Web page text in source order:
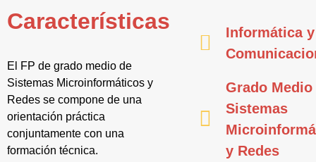
Características
El FP de grado medio de
Sistemas Microinformáticos y
Redes se compone de una
orientación práctica
conjuntamente con una
formación técnica.
Informática y
Grado Medio
Sistemas
y Redes